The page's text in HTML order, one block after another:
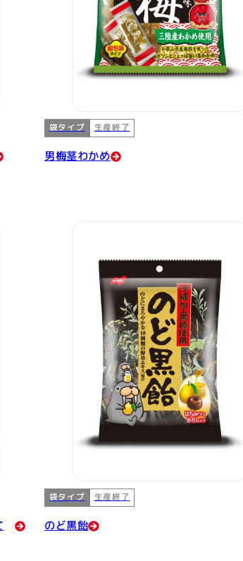
袋タイプ 生産終了
男梅茎わかめ
袋タイプ 生産終了
のど黒飴